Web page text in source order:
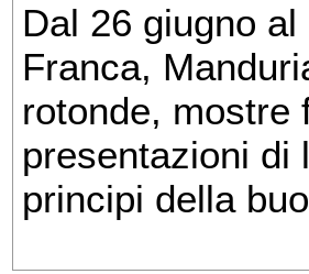
Dal 26 giugno
Franca,
rotonde, mostre
presentazioni di
principi della